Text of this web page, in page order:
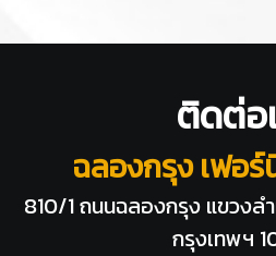
ติดต่อ
ฉลองกรุง เฟอ
810/1 ถนนฉลองกรุง แขวงล
กรุงเทพฯ